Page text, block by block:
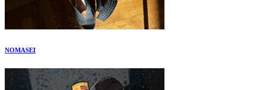
NOMASEI